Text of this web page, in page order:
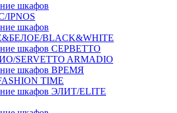
шкафов
шкафов
BLACK&WHITE
шкафов СЕРВЕТТО
SERVETTO ARMADIO
шкафов ВРЕМЯ
TIME
шкафов ЭЛИТ/ELITE